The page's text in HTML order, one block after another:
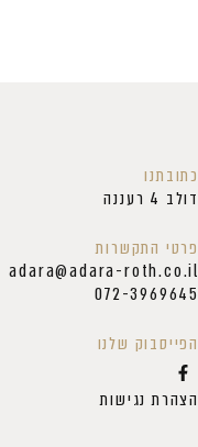
כתובתנו
דולב 4 רעננה
פרטי התקשרות
adara@adara-roth.co.il
072-3969645
הפייסבוק שלנו
הצהרת נגישות